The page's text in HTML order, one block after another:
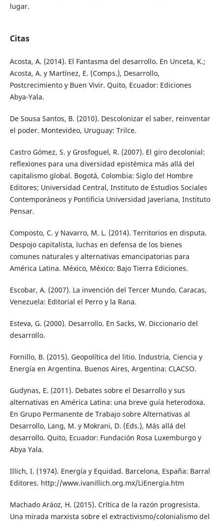
lugar.
Citas
Acosta, A. (2014). El Fantasma del desarrollo. En Unceta, K.;
Acosta, A. y Martínez, E. (Comps.), Desarrollo,
Postcrecimiento y Buen Vivir. Quito, Ecuador: Ediciones
Abya-Yala.
De Sousa Santos, B. (2010). Descolonizar el saber, reinventar
el poder. Montevideo, Uruguay: Trilce.
Castro Gómez, S. y Grosfoguel, R. (2007). El giro decolonial:
reflexiones para una diversidad epistémica más allá del
capitalismo global. Bogotá, Colombia: Siglo del Hombre
Editores; Universidad Central, Instituto de Estudios Sociales
Contemporáneos y Pontificia Universidad Javeriana, Instituto
Pensar.
Composto, C. y Navarro, M. L. (2014). Territorios en disputa.
Despojo capitalista, luchas en defensa de los bienes
comunes naturales y alternativas emancipatorias para
América Latina. México, México: Bajo Tierra Ediciones.
Escobar, A. (2007). La invención del Tercer Mundo. Caracas,
Venezuela: Editorial el Perro y la Rana.
Esteva, G. (2000). Desarrollo. En Sacks, W. Diccionario del
desarrollo.
Fornillo, B. (2015). Geopolítica del litio. Industria, Ciencia y
Energía en Argentina. Buenos Aires, Argentina: CLACSO.
Gudynas, E. (2011). Debates sobre el Desarrollo y sus
alternativas en América Latina: una breve guía heterodoxa.
En Grupo Permanente de Trabajo sobre Alternativas al
Desarrollo, Lang, M. y Mokrani, D. (Eds.), Más allá del
desarrollo. Quito, Ecuador: Fundación Rosa Luxemburgo y
Abya Yala.
Illich, I. (1974). Energía y Equidad. Barcelona, España: Barral
Editores. http://www.ivanillich.org.mx/LiEnergia.htm
Machado Aráoz, H. (2015). Crítica de la razón progresista.
Una mirada marxista sobre el extractivismo/colonialismo del